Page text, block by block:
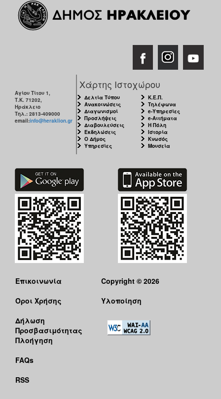
Παιδιά
Άλλες
ΤΟΠΟΣ
ΜΑΣ
ΑΝΘΕΚΤΙΚΗ
Αγίου Τίτου 1,
Τ.Κ. 71202,
Ηράκλειο
Τηλ.: 2813-409000
email:info@heraklion.gr
Χάρτης Ιστοχώρου
Δελτία Τύπου
Ανακοινώσεις
Διαγωνισμοί
Προσλήψεις
Διαβουλεύσεις
Εκδηλώσεις
Ο Δήμος
Υπηρεσίες
Κ.Ε.Π.
Τηλέφωνα
e-Υπηρεσίες
e-Αιτήματα
Η Πόλη
Ιστορία
Κνωσός
Μουσεία
Επικοινωνία
Όροι Χρήσης
Δήλωση
Προσβασιμότητας
Πλοήγηση
FAQs
RSS
Copyright © 2026
Υλοποίηση